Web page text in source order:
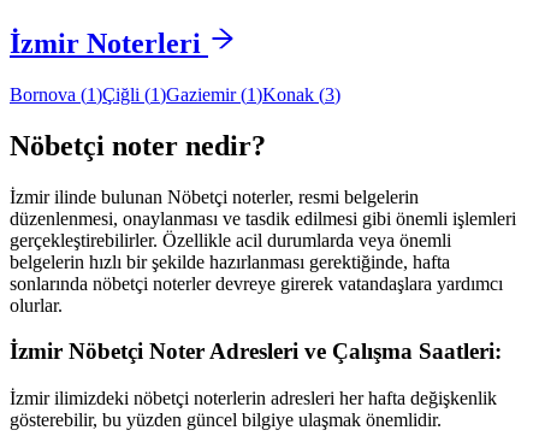
İzmir Noterleri
Bornova (1)Çiğli (1)Gaziemir(1)Konak (3)
Nöbetçi noter nedir?
İzmirilinde bulunan Nöbetçi noterler, resmi belgelerin
düzenlenmesi, onaylanması ve tasdik edilmesi gibi önemli işlemleri
gerçekleştirebilirler. Özellikle acil durumlarda veya önemli
belgelerin hızlı bir şekilde hazırlanması gerektiğinde, hafta
sonlarında nöbetçi noterler devreye girerek vatandaşlara yardımcı
olurlar.
İzmir Nöbetçi Noter Adresleri ve Çalışma Saatleri:
İzmirilimizdeki nöbetçi noterlerin adresleri her hafta değişkenlik
gösterebilir, bu yüzden güncel bilgiye ulaşmak önemlidir.